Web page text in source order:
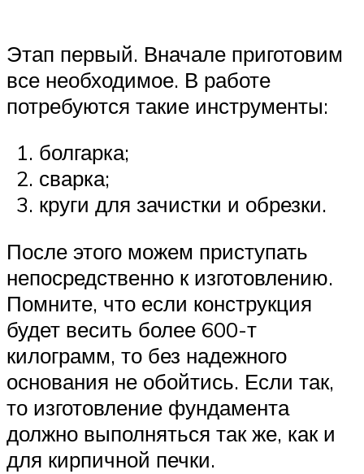
Этап первый. Вначале приготовим
все необходимое. В работе
потребуются такие инструменты:
болгарка;
сварка;
круги для зачистки и обрезки.
После этого можем приступать
непосредственно к изготовлению.
Помните, что если конструкция
будет весить более 600-т
килограмм, то без надежного
основания не обойтись. Если так,
то изготовление фундамента
должно выполняться так же, как и
для кирпичной печки.